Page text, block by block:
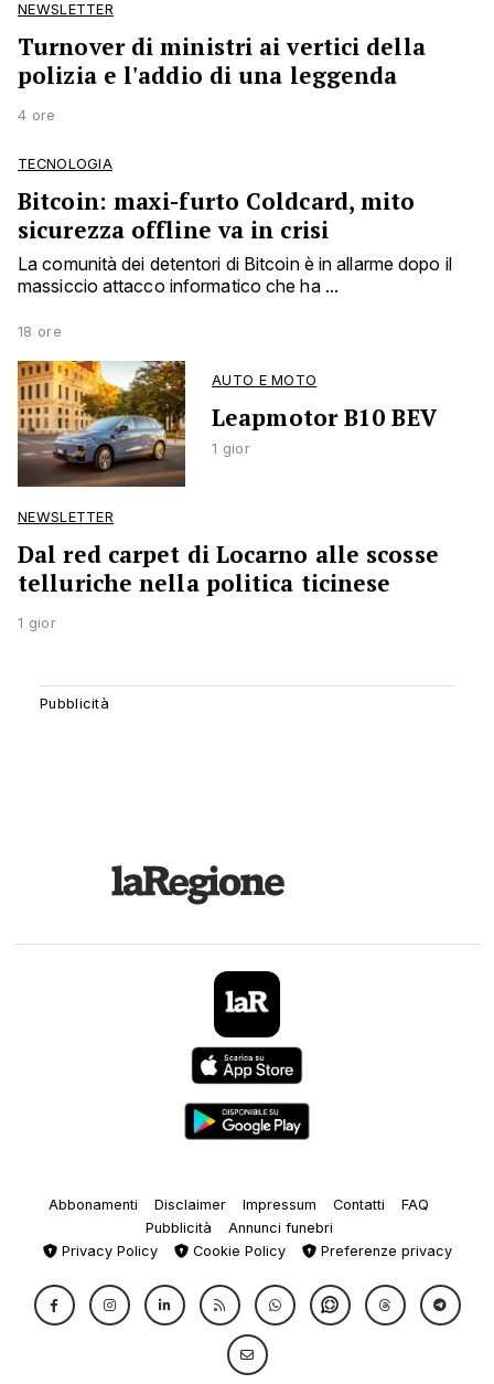
NEWSLETTER
Turnover di ministri ai vertici della
polizia e l'addio di una leggenda
4 ore
TECNOLOGIA
Bitcoin: maxi-furto Coldcard, mito
sicurezza offline va in crisi
La comunità dei detentori di Bitcoin è in allarme dopo il
massiccio attacco informatico che ha ...
18 ore
AUTO E MOTO
Leapmotor B10 BEV
1 gior
NEWSLETTER
Dal red carpet di Locarno alle scosse
telluriche nella politica ticinese
1 gior
Abbonamenti Disclaimer Impressum Contatti
FAQ
Pubblicità
Annunci funebri
Privacy Policy
Cookie Policy Preferenze privacy